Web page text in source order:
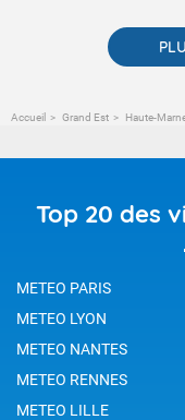
Accueil Grand Est Haute-
Top 20 des
METEO PARIS
METEO LYON
METEO NANTES
METEO RENNES
METEO LILLE